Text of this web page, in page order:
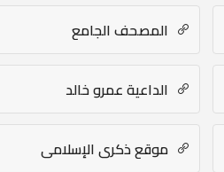
المصحف الجامع
الداعية عمرو خالد
موقع ذكرى الإسلامي